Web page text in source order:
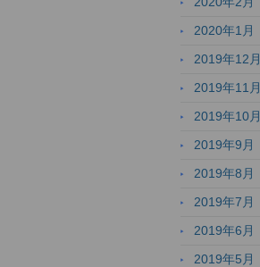
2020年1月
2019年12月
2019年11月
2019年10月
2019年9月
2019年8月
2019年7月
2019年6月
2019年5月